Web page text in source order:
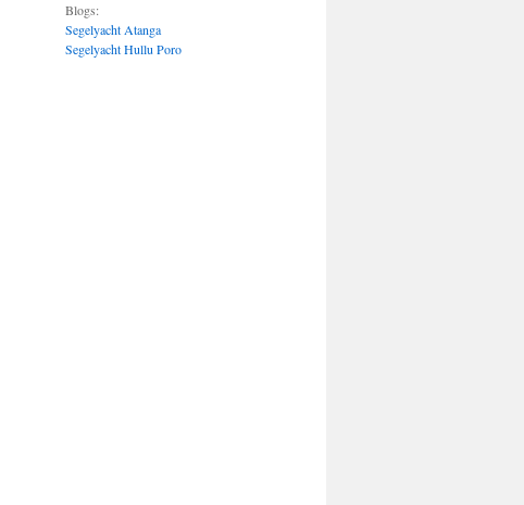
Blogs:
Segelyacht Atanga
Segelyacht Hullu Poro